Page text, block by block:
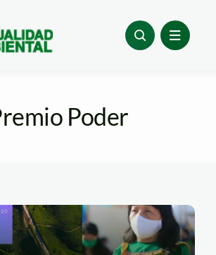
Poder